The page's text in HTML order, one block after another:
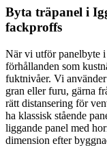
Byta träpanel i
fackproffs
När vi utför panelbyte
förhållanden som
fuktnivåer. Vi
gran eller furu, gärna
rätt distansering för
ha klassisk stående
liggande panel med
dimension efter